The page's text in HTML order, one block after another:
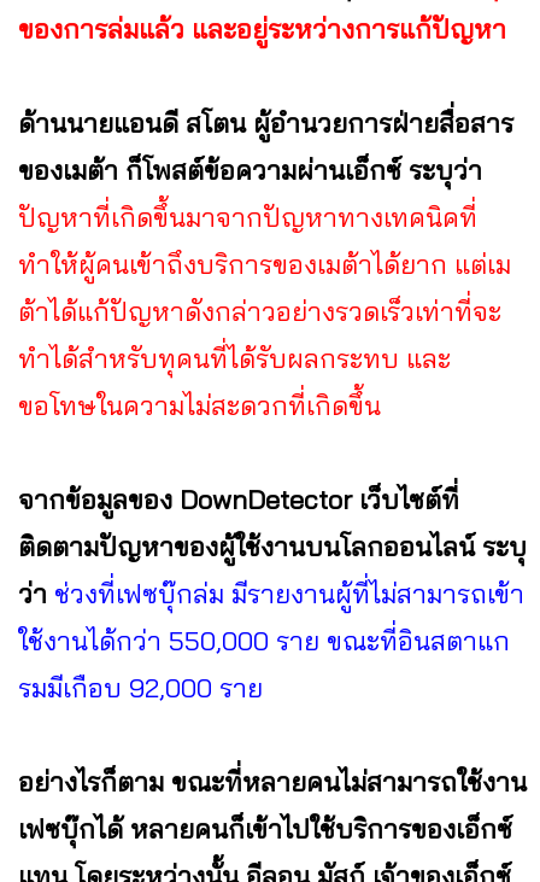
ของการล่มแล้ว และอยู่ระหว่างการแก้ปัญหา
ด้านนายแอนดี สโตน ผู้อำนวยการฝ่ายสื่อสาร
ของเมต้า ก็โพสต์ข้อความผ่านเอ็กซ์ ระบุว่า
ปัญหาที่เกิดขึ้นมาจากปัญหาทางเทคนิคที่
ทำให้ผู้คนเข้าถึงบริการของเมต้าได้ยาก แต่เม
ต้าได้แก้ปัญหาดังกล่าวอย่างรวดเร็วเท่าที่จะ
ทำได้สำหรับทุคนที่ได้รับผลกระทบ และ
ขอโทษในความไม่สะดวกที่เกิดขึ้น
จากข้อมูลของ DownDetector เว็บไซต์ที่
ติดตามปัญหาของผู้ใช้งานบนโลกออนไลน์ ระบุ
ว่า ช่วงที่เฟซบุ๊กล่ม มีรายงานผู้ที่ไม่สามารถเข้า
ใช้งานได้กว่า 550,000 ราย ขณะที่อินสตาแก
รมมีเกือบ 92,000 ราย
อย่างไรก็ตาม ขณะที่หลายคนไม่สามารถใช้งาน
เฟซบุ๊กได้ หลายคนก็เข้าไปใช้บริการของเอ็กซ์